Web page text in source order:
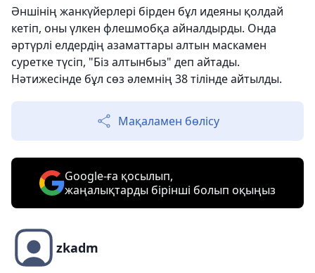
Әншінің жанкүйерлері бірден бұл идеяны қолдай
кетіп, оны үлкен флешмобқа айналдырды. Онда
әртүрлі елдердің азаматтары алтын маскамен
суретке түсіп, "Біз алтынбыз" деп айтады.
Нәтижесінде бұл сөз әлемнің 38 тілінде айтылды.
Мақаламен бөлісу
Google-ға қосылып,
жаңалықтарды бірінші болып оқыңыз
zkadm